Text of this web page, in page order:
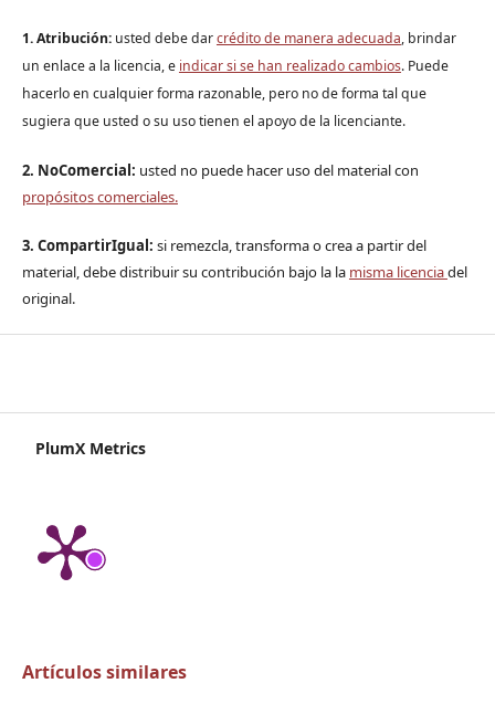
1. Atribución: usted debe darcrédito de manera adecuada, brindar
un enlace a la licencia, e indicar si se han realizado cambios. Puede
hacerlo en cualquier forma razonable, pero no de forma tal que
sugiera que usted o su uso tienen el apoyo de la licenciante.
2. NoComercial: usted no puede hacer uso del material con
propósitos comerciales.
3. CompartirIgual: si remezcla, transforma o crea a partir del
material, debe distribuir su contribución bajo la la misma licenciadel
original.
PlumX Metrics
Artículos similares